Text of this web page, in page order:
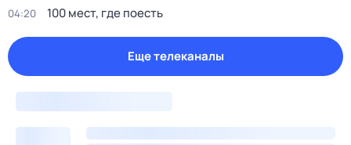
04:20 100 мест, где поесть
Еще телеканалы